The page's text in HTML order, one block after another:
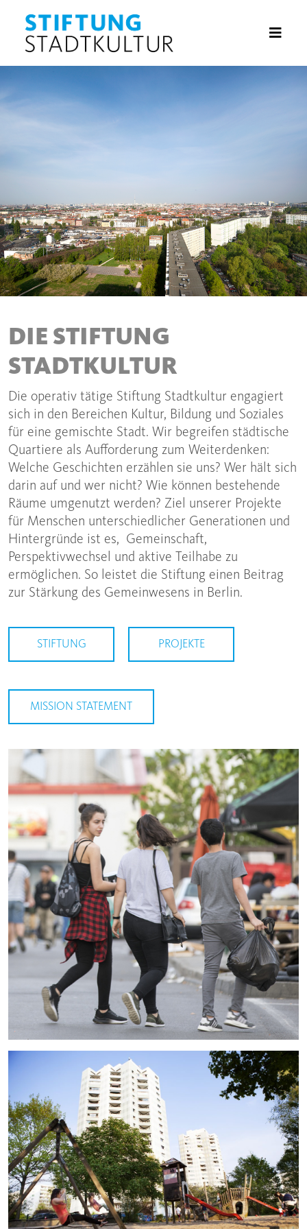
DIE STIFTUNG
STADTKULTUR
Die operativ tätige Stiftung Stadtkultur engagiert
sich in den Bereichen Kultur, Bildung und Soziales
für eine gemischte Stadt. Wir begreifen städtische
Quartiere als Aufforderung zum Weiterdenken:
Welche Geschichten erzählen sie uns? Wer hält sich
darin auf und wer nicht? Wie können bestehende
Räume umgenutzt werden? Ziel unserer Projekte
für Menschen unterschiedlicher Generationen und
Hintergründe ist es, Gemeinschaft,
Perspektivwechsel und aktive Teilhabe zu
ermöglichen. So leistet die Stiftung einen Beitrag
zur Stärkung des Gemeinwesens in Berlin.
STIFTUNG PROJEKTE
MISSION STATEMENT